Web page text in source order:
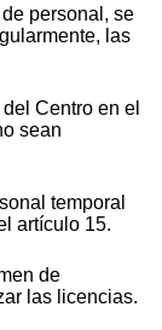
personal, se
las
Centro en el
sean
temporal
artículo 15.
de
las licencias.